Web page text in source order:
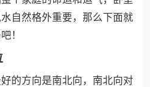
自然格外重要，那么下面就
！
的方向是南北向，南北向对